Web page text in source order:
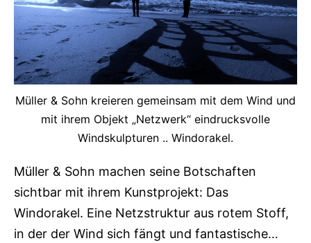
Müller & Sohn kreieren gemeinsam mit dem Wind und
mit ihrem Objekt „Netzwerk“ eindrucksvolle
Windskulpturen .. Windorakel.
Müller & Sohn machen seine Botschaften
sichtbar mit ihrem Kunstprojekt: Das
Windorakel. Eine Netzstruktur aus rotem Stoff,
in der der Wind sich fängt und fantastische…